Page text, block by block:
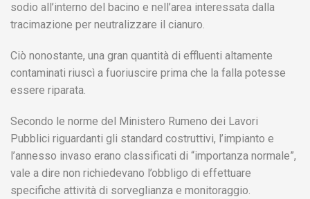
sodio all’interno del bacino e nell’area interessata dalla
tracimazione per neutralizzare il cianuro.
Ciò nonostante, una gran quantità di effluenti altamente
contaminati riuscì a fuoriuscire prima che la falla potesse
essere riparata.
Secondo le norme del Ministero Rumeno dei Lavori
Pubblici riguardanti gli standard costruttivi, l’impianto e
l’annesso invaso erano classificati di “importanza normale”,
vale a dire non richiedevano l’obbligo di effettuare
specifiche attività di sorveglianza e monitoraggio.